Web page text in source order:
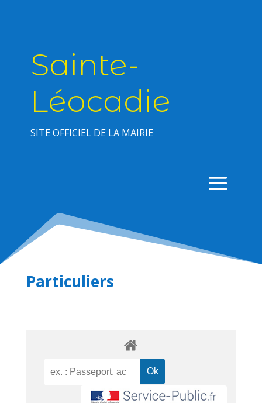
Sainte-
Léocadie
SITE OFFICIEL DE LA MAIRIE
Particuliers